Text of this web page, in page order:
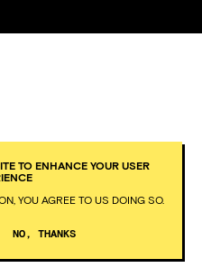
TO ENHANCE YOUR USER
YOU AGREE TO US DOING SO.
NO, THANKS